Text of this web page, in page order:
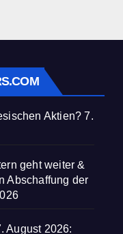
Aktien? 7.
geht weiter &
Abschaffung der
August 2026: